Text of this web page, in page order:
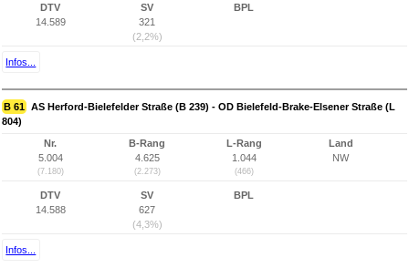
DTV
14.589
SV
321
(2,2%)
BPL
Infos...
B 61 AS Herford-Bielefelder Straße (B 239) - OD Bielefeld-Brake-Elsener Straße (L
804)
Nr.
5.004
(7.180)
B-Rang
4.625
(2.273)
L-Rang
1.044
(466)
Land
NW
DTV
14.588
SV
627
(4,3%)
BPL
Infos...